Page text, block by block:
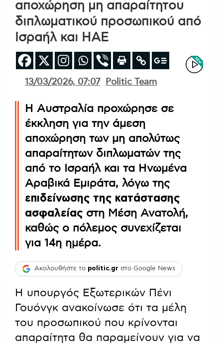
αποχώρηση μη απαραίτητου
διπλωματικού προσωπικού από
Ισραήλ και ΗΑΕ
13/03/2026, 07:07 Politic Team
Η Αυστραλία προχώρησε σε
έκκληση για την άμεση
αποχώρηση των μη απολύτως
απαραίτητων διπλωματών της
από το Ισραήλ και τα Ηνωμένα
Αραβικά Εμιράτα, λόγω της
επιδείνωσης της κατάστασης
ασφαλείας στη Μέση Ανατολή,
καθώς ο πόλεμος συνεχίζεται
για 14η ημέρα.
Ακολουθήστε το politic.gr στο Google News
Η υπουργός Εξωτερικών Πένι
Γουόνγκ ανακοίνωσε ότι τα μέλη
του προσωπικού που κρίνονται
απαραίτητα θα παραμείνουν για να